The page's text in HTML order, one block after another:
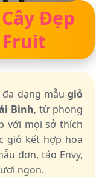
Đẹp
dạng mẫu giỏ
Bình, từ phong
với mọi sở thích
giỏ kết hợp hoa
đơn, táo Envy,
ngon.